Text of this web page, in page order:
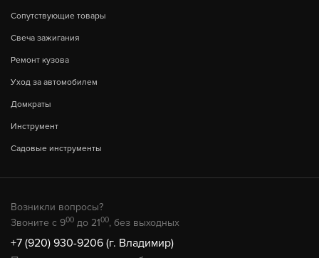
Сопутствующие товары
Свеча зажигания
Ремонт кузова
Уход за автомобилем
Домкраты
Инструмент
Садовые инструменты
Возникли вопросы?
Звоните с 900 до 2100, без выходных
+7 (920) 930-9206 (г. Владимир)